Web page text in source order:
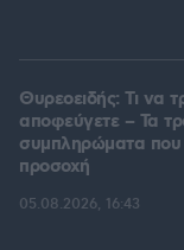
Θυρεοειδής: Τι να
αποφεύγετε – Τα
συμπληρώματα που
προσοχή
05.08.2026, 16:43